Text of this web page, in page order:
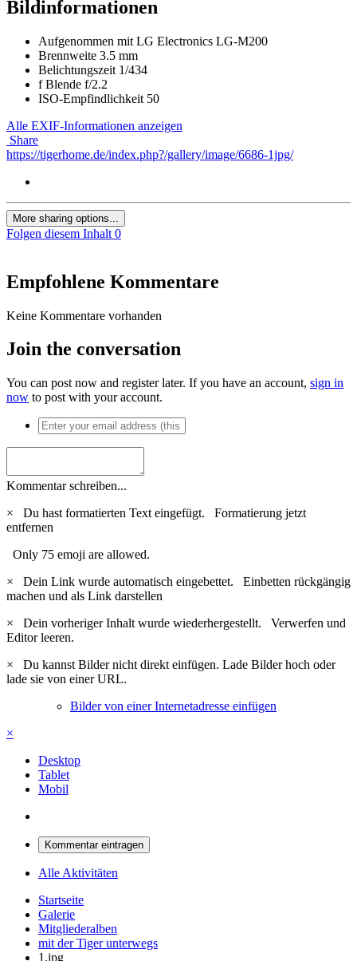
Bildinformationen
Aufgenommen mit LG Electronics LG-M200
Brennweite 3.5 mm
Belichtungszeit 1/434
f Blende f/2.2
ISO-Empfindlichkeit 50
Alle EXIF-Informationen anzeigen
Share
https://tigerhome.de/index.php?/gallery/image/6686-1jpg/
More sharing options...
Folgen diesem Inhalt 0
Empfohlene Kommentare
Keine Kommentare vorhanden
Join the conversation
You can post now and register later. If you have an account, sign in
now to post with your account.
Kommentar schreiben...
×
Du hast formatierten Text eingefügt. Formatierung jetzt
entfernen
Only 75 emoji are allowed.
×
Dein Link wurde automatisch eingebettet. Einbetten rückgängig
machen und als Link darstellen
×
Dein vorheriger Inhalt wurde wiederhergestellt. Verwerfen und
Editor leeren.
×
Du kannst Bilder nicht direkt einfügen. Lade Bilder hoch oder
lade sie von einer URL.
Bilder von einer Internetadresse einfügen
×
Desktop
Tablet
Mobil
Kommentar eintragen
Alle Aktivitäten
Startseite
Galerie
Mitgliederalben
mit der Tiger unterwegs
1.jpg